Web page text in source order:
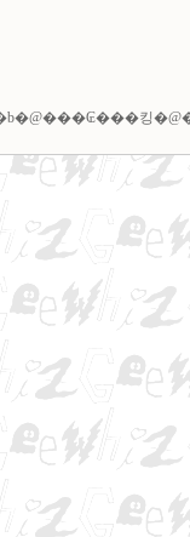
���₢���킹